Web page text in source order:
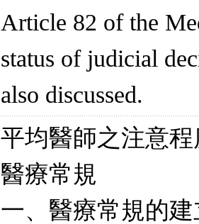
Article 82 of the
status of judicial
also discussed.
平均醫師之注意程
醫療常規
一、醫療常規的建